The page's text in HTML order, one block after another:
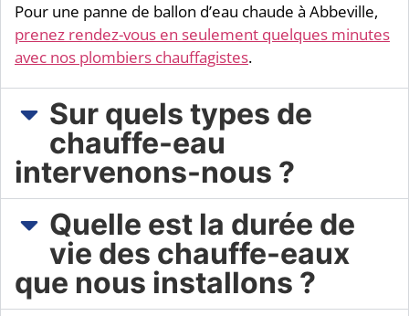
Pour une panne de ballon d’eau chaude à Abbeville,
prenez rendez-vous en seulement quelques minutes
avec nos plombiers chauffagistes.
Sur quels types de
chauffe-eau
intervenons-nous ?​
Quelle est la durée de
vie des chauffe-eaux
que nous installons ?